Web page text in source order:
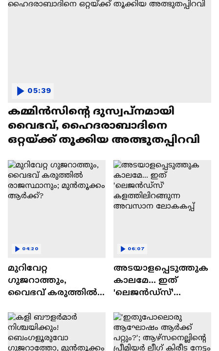
കമ്മിൻസിന്റെ ദുസ്വപ്നമായി
വൈഭവ്, ഹൈദരാബാദിനെ
ഒറ്റയ്ക്ക് തൂക്കിയ അത്ഭുതപ്പിറവി
05:39
മുറിവേറ്റ
ഗുജറാത്തും,
വൈഭവ് കരുത്തില്‍
മുൻതൂക്കം ആർക്ക്?
04:20
അടയാളപ്പെടുത്തുക
കാലമേ... ഇത്
'ലെജൻഡ്‌സ്'
അവസാന ലോകകപ്പ്
06:07